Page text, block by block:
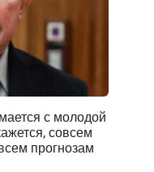
с молодой
совсем
прогнозам